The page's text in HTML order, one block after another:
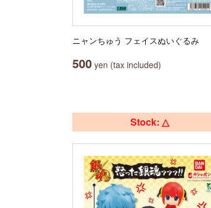
ニャンちゅう フェイスぬいぐるみ
500 yen (tax included)
Stock: △